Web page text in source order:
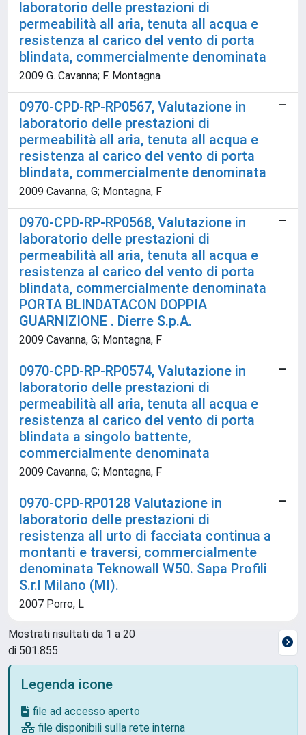
laboratorio delle prestazioni di
permeabilità all aria, tenuta all acqua e
resistenza al carico del vento di porta
blindata, commercialmente denominata
2009 G. Cavanna; F. Montagna
0970-CPD-RP-RP0567, Valutazione in
laboratorio delle prestazioni di
permeabilità all aria, tenuta all acqua e
resistenza al carico del vento di porta
blindata, commercialmente denominata
2009 Cavanna, G; Montagna, F
0970-CPD-RP-RP0568, Valutazione in
laboratorio delle prestazioni di
permeabilità all aria, tenuta all acqua e
resistenza al carico del vento di porta
blindata, commercialmente denominata
PORTA BLINDATACON DOPPIA
GUARNIZIONE . Dierre S.p.A.
2009 Cavanna, G; Montagna, F
0970-CPD-RP-RP0574, Valutazione in
laboratorio delle prestazioni di
permeabilità all aria, tenuta all acqua e
resistenza al carico del vento di porta
blindata a singolo battente,
commercialmente denominata
2009 Cavanna, G; Montagna, F
0970-CPD-RP0128 Valutazione in
laboratorio delle prestazioni di
resistenza all urto di facciata continua a
montanti e traversi, commercialmente
denominata Teknowall W50. Sapa Profili
S.r.l Milano (MI).
2007 Porro, L
Mostrati risultati da 1 a 20
di 501.855
Legenda icone
file ad accesso aperto
file disponibili sulla rete interna